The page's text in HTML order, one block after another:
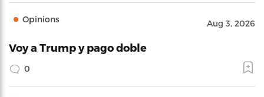
Opinions Aug 3, 2026
Voy a Trump y pago doble
0